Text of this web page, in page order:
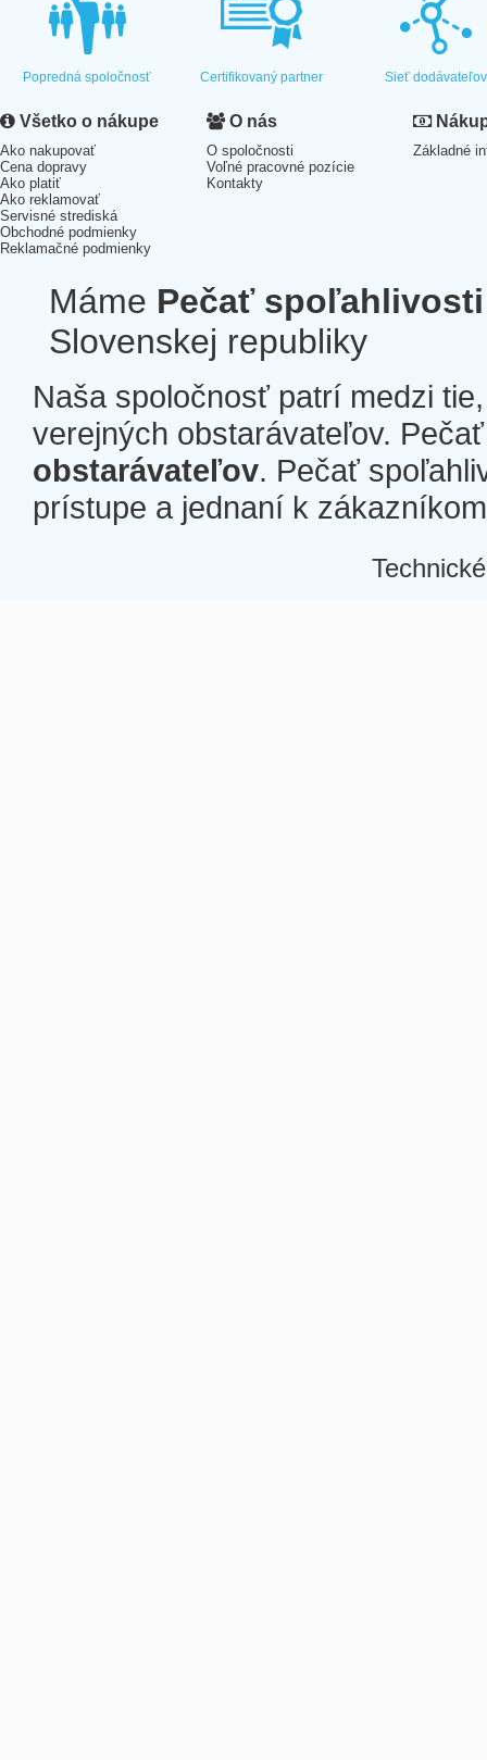
Popredná spoločnosť Certifikovaný partner Sieť dodávateľov
Všetko o nákupe
Ako nakupovať
Cena dopravy
Ako platiť
Ako reklamovať
Servisné strediská
Obchodné podmienky
Reklamačné podmienky
O nás
O spoločnosti
Voľné pracovné pozície
Kontakty
Základné
Máme Pečať spoľahlivosti
Slovenskej republiky
Naša spoločnosť patrí medzi
verejných obstarávateľov.
obstarávateľov. Pečať
prístupe a jednaní k